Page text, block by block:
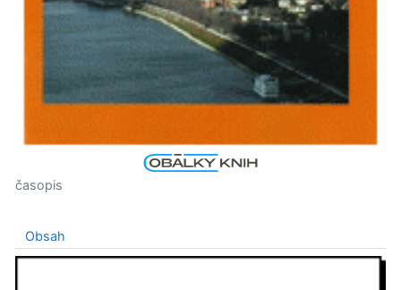
časopis
Obsah